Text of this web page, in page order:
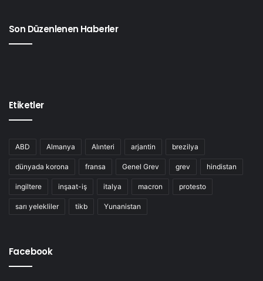
Son Düzenlenen Haberler
Etiketler
ABD Almanya Alınteri arjantin brezilya
dünyada korona fransa Genel Grev grev hindistan
ingiltere inşaat-iş italya macron protesto
sarı yelekliler tikb Yunanistan
Facebook